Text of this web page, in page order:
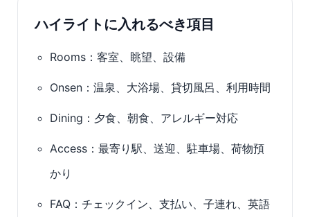
ハイライトに入れるべき項目
Rooms：客室、眺望、設備
Onsen：温泉、大浴場、貸切風呂、利用時間
Dining：夕食、朝食、アレルギー対応
Access：最寄り駅、送迎、駐車場、荷物預
かり
FAQ：チェックイン、支払い、子連れ、英語